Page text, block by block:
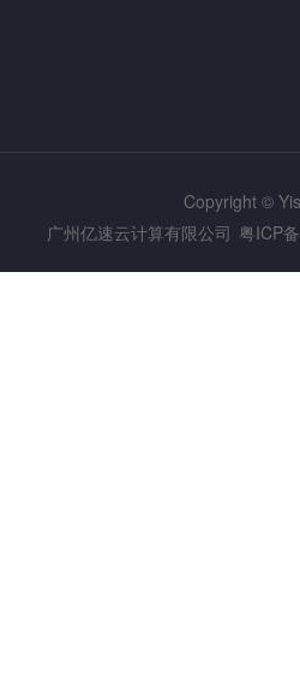
Copyright ©
广州亿速云计算有限公司 粤ICP